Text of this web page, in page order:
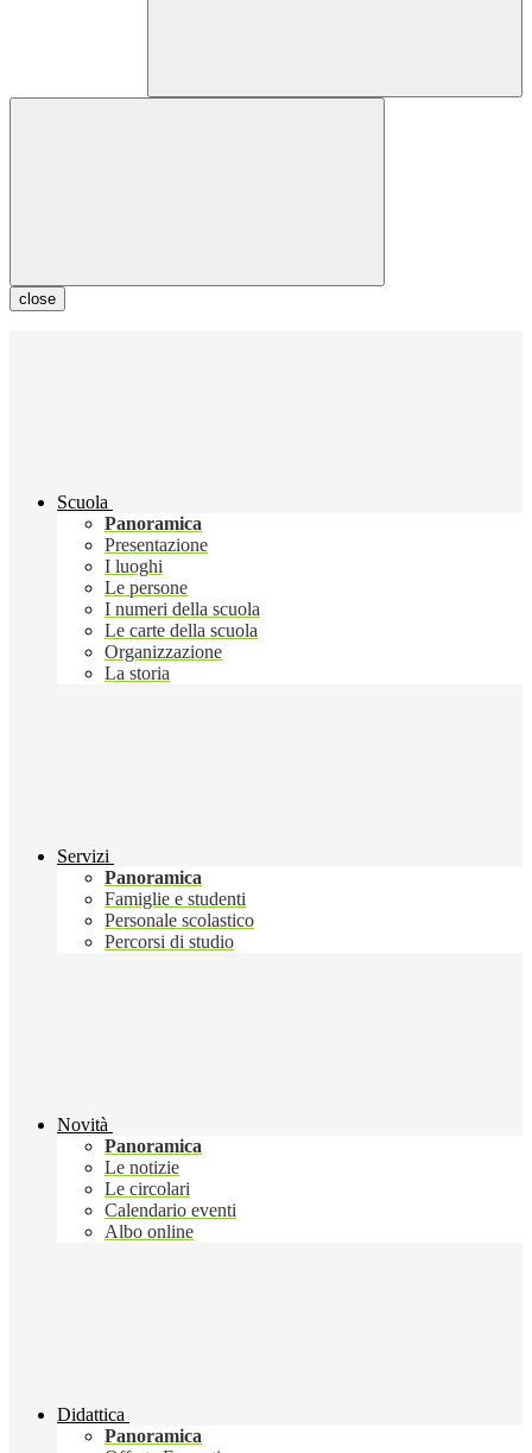
close
Scuola
Panoramica
Presentazione
I luoghi
Le persone
I numeri della scuola
Le carte della scuola
Organizzazione
La storia
Servizi
Panoramica
Famiglie e studenti
Personale scolastico
Percorsi di studio
Novità
Panoramica
Le notizie
Le circolari
Calendario eventi
Albo online
Didattica
Panoramica